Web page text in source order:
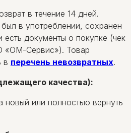
в течение 14 дней.
в употреблении, сохранен
есть документы о покупке (чек
«ОМ-Сервис»). Товар
в перечень невозвратных.
качества):
или полностью вернуть